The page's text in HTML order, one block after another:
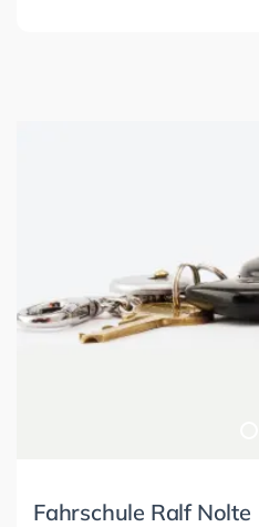
Fahrschule Ralf Nolte